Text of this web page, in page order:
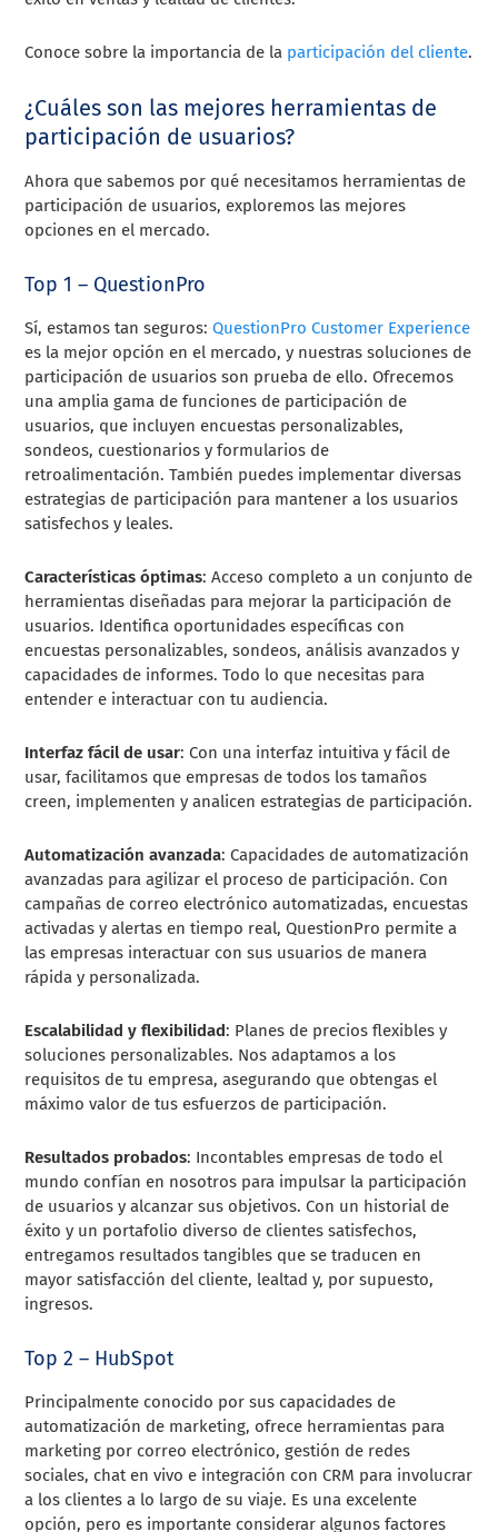
Conoce sobre la importancia de la participación del cliente.
¿Cuáles son las mejores herramientas de
participación de usuarios?
Ahora que sabemos por qué necesitamos herramientas de
participación de usuarios, exploremos las mejores
opciones en el mercado.
Top 1 – QuestionPro
Sí, estamos tan seguros:QuestionPro Customer Experience
es la mejor opción en el mercado, y nuestras soluciones de
participación de usuarios son prueba de ello. Ofrecemos
una amplia gama de funciones de participación de
usuarios, que incluyen encuestas personalizables,
sondeos, cuestionarios y formularios de
retroalimentación. También puedes implementar diversas
estrategias de participación para mantener a los usuarios
satisfechos y leales.
Características óptimas: Acceso completo a un conjunto de
herramientas diseñadas para mejorar la participación de
usuarios. Identifica oportunidades específicas con
encuestas personalizables, sondeos, análisis avanzados y
capacidades de informes. Todo lo que necesitas para
entender e interactuar con tu audiencia.
Interfaz fácil de usar: Con una interfaz intuitiva y fácil de
usar, facilitamos que empresas de todos los tamaños
creen, implementen y analicen estrategias de participación.
Automatización avanzada: Capacidades de automatización
avanzadas para agilizar el proceso de participación. Con
campañas de correo electrónico automatizadas, encuestas
activadas y alertas en tiempo real, QuestionPro permite a
las empresas interactuar con sus usuarios de manera
rápida y personalizada.
Escalabilidad y flexibilidad: Planes de precios flexibles y
soluciones personalizables. Nos adaptamos a los
requisitos de tu empresa, asegurando que obtengas el
máximo valor de tus esfuerzos de participación.
Resultados probados: Incontables empresas de todo el
mundo confían en nosotros para impulsar la participación
de usuarios y alcanzar sus objetivos. Con un historial de
éxito y un portafolio diverso de clientes satisfechos,
entregamos resultados tangibles que se traducen en
mayor satisfacción del cliente, lealtad y, por supuesto,
ingresos.
Top 2 – HubSpot
Principalmente conocido por sus capacidades de
automatización de marketing, ofrece herramientas para
marketing por correo electrónico, gestión de redes
sociales, chat en vivo e integración con CRM para involucrar
a los clientes a lo largo de su viaje. Es una excelente
opción, pero es importante considerar algunos factores